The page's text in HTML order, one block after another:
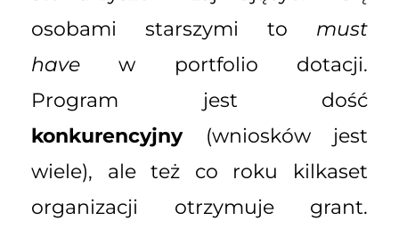
osobami starszymi to must
have w portfolio dotacji.
Program jest dość
konkurencyjny(wniosków jest
wiele), ale też co roku kilkaset
organizacji otrzymuje grant.